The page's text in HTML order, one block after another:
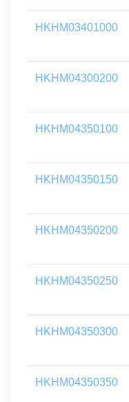
HKHM03401000
HKHM04300200
HKHM04350100
HKHM04350150
HKHM04350200
HKHM04350250
HKHM04350300
HKHM04350350